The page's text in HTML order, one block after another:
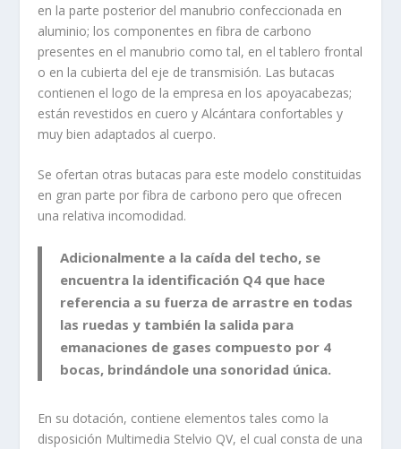
en la parte posterior del manubrio confeccionada en
aluminio; los componentes en fibra de carbono
presentes en el manubrio como tal, en el tablero frontal
o en la cubierta del eje de transmisión. Las butacas
contienen el logo de la empresa en los apoyacabezas;
están revestidos en cuero y Alcántara confortables y
muy bien adaptados al cuerpo.
Se ofertan otras butacas para este modelo constituidas
en gran parte por fibra de carbono pero que ofrecen
una relativa incomodidad.
Adicionalmente a la caída del techo, se
encuentra la identificación Q4 que hace
referencia a su fuerza de arrastre en todas
las ruedas y también la salida para
emanaciones de gases compuesto por 4
bocas, brindándole una sonoridad única.
En su dotación, contiene elementos tales como la
disposición Multimedia Stelvio QV, el cual consta de una